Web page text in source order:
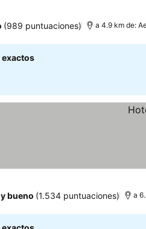
(989 puntuaciones) a 4.9 km de:
exactos
bueno (1.534 puntuaciones) a